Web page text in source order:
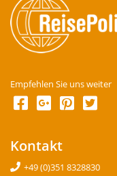
Empfehlen Sie uns weiter
Kontakt
+49 (0)351 8328830